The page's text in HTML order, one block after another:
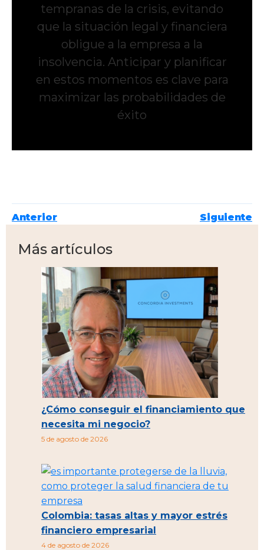
tempranas de la crisis, evitando
que la situación legal y financiera
obligue a la empresa a la
insolvencia. Anticipar y planificar
en estos momentos es clave para
maximizar las probabilidades de
éxito
Anterior Siguiente
Más artículos
¿Cómo conseguir el financiamiento que
necesita mi negocio?
5 de agosto de 2026
Colombia: tasas altas y mayor estrés
financiero empresarial
4 de agosto de 2026